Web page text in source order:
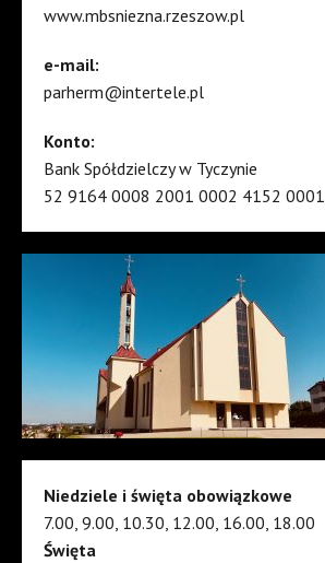
www.mbsniezna.rzeszow.pl
e-mail:
parherm@intertele.pl
Konto:
Bank Spółdzielczy w Tyczynie
52 9164 0008 2001 0002 4152 0001
Niedziele i święta obowiązkowe
7.00, 9.00, 10.30, 12.00, 16.00, 18.00
Święta